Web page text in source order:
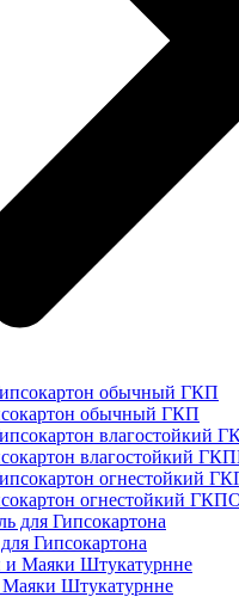
обычный ГКП
влагостойкий
огнестойкий
Гипсокартона
Штукатурнне